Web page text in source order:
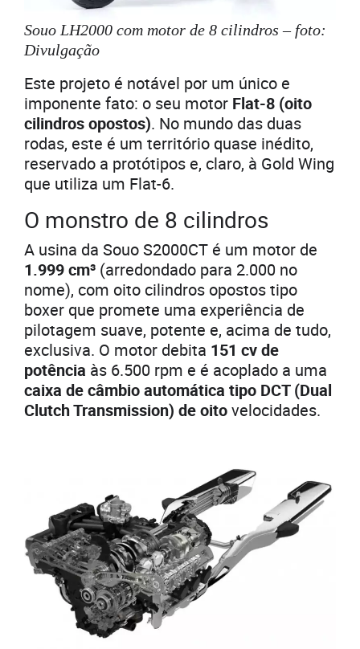
Souo LH2000 com motor de 8 cilindros – foto:
Divulgação
Este projeto é notável por um único e
imponente fato: o seu motor Flat-8 (oito
cilindros opostos). No mundo das duas
rodas, este é um território quase inédito,
reservado a protótipos e, claro, à Gold Wing
que utiliza um Flat-6.
O monstro de 8 cilindros
A usina da Souo S2000CT é um motor de
1.999 cm³ (arredondado para 2.000 no
nome), com oito cilindros opostos tipo
boxer que promete uma experiência de
pilotagem suave, potente e, acima de tudo,
exclusiva. O motor debita 151 cv de
potência às 6.500 rpm e é acoplado a uma
caixa de câmbio automática tipo DCT (Dual
Clutch Transmission) de oitovelocidades.